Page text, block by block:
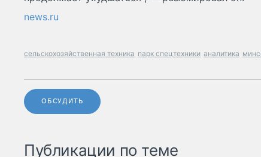
news.ru
сельскохозяйственная техника парк спецтехники аналитика
ОБСУДИТЬ
Публикации по теме